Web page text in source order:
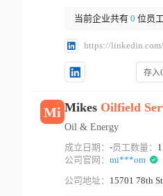
当前企业共有 0 位员
https://
存入
Mi Mikes Oilfield
Oil & Energy
成立日期： -员工数量：
公司官网： mi***om
公司地址：